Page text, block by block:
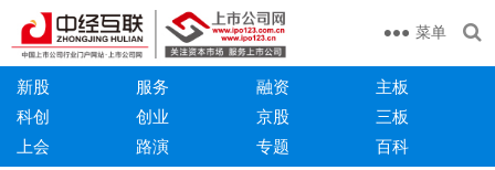
菜单
新股 服务 融资
主板
科创
创业 京股
三板
上会
路演 专题 百科